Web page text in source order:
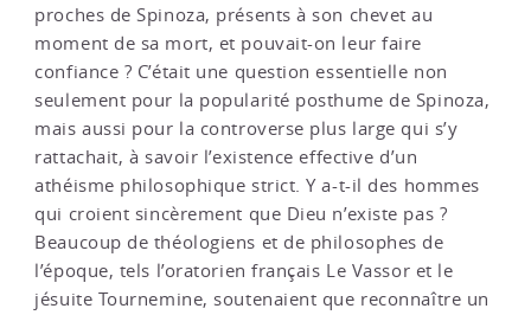
proches de Spinoza, présents à son chevet au
moment de sa mort, et pouvait-on leur faire
confiance ? C’était une question essentielle non
seulement pour la popularité posthume de Spinoza,
mais aussi pour la controverse plus large qui s’y
rattachait, à savoir l’existence effective d’un
athéisme philosophique strict. Y a-t-il des hommes
qui croient sincèrement que Dieu n’existe pas ?
Beaucoup de théologiens et de philosophes de
l’époque, tels l’oratorien français Le Vassor et le
jésuite Tournemine, soutenaient que reconnaître un